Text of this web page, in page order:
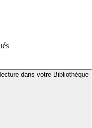
dans votre Bibliothèque